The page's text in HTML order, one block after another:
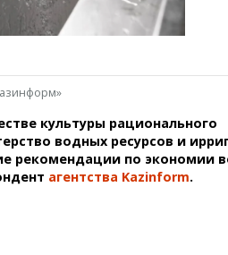
транспорта
остановки
компаний
шины, легко!
культуры рационального
водных ресурсов и
рекомендации по экономии
агентства Kazinform.